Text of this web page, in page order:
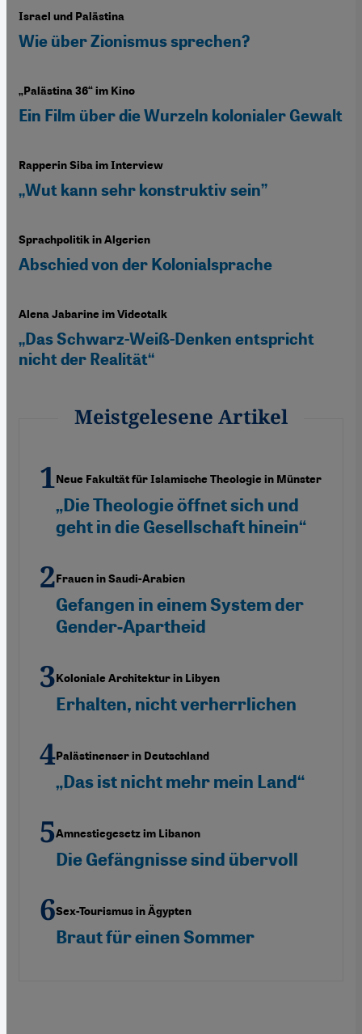
Israel und Palästina
Wie über Zionismus sprechen?
„Palästina 36“ im Kino
Ein Film über die Wurzeln kolonialer Gewalt
Rapperin Siba im Interview
„Wut kann sehr konstruktiv sein”
Sprachpolitik in Algerien
Abschied von der Kolonialsprache
Alena Jabarine im Videotalk
„Das Schwarz-Weiß-Denken entspricht
nicht der Realität“
Meistgelesene Artikel
Neue Fakultät für Islamische Theologie in Münster
„Die Theologie öffnet sich und
geht in die Gesellschaft hinein“
Frauen in Saudi-Arabien
Gefangen in einem System der
Gender-Apartheid
Koloniale Architektur in Libyen
Erhalten, nicht verherrlichen
Palästinenser in Deutschland
„Das ist nicht mehr mein Land“
Amnestiegesetz im Libanon
Die Gefängnisse sind übervoll
Sex-Tourismus in Ägypten
Braut für einen Sommer